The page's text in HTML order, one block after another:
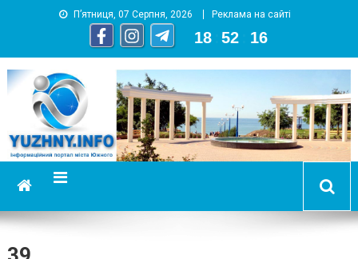
П’ятниця, 07 Серпня, 2026 Реклама на сайті
18 52 17
YUZHNY.INFO
информационный портал города Южный